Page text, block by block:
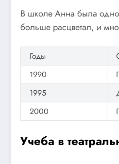
В школе Анна была
больше расцветал, и
Годы
1990
1995
2000
Учеба в